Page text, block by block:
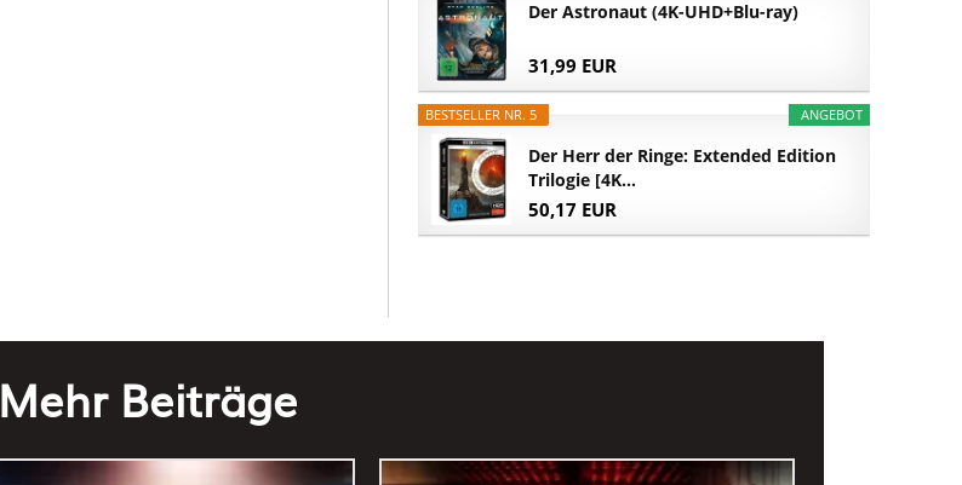
Der Astronaut (4K-UHD+Blu-ray)
31,99 EUR
ANGEBOT
BESTSELLER NR. 5
Der Herr der Ringe: Extended Edition
Trilogie [4K...
50,17 EUR
Mehr Beiträge